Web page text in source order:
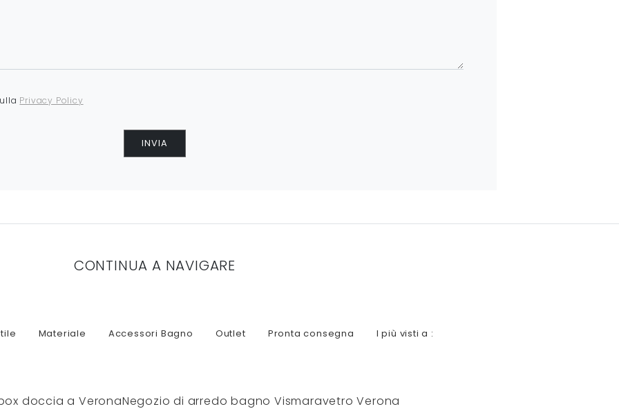
Privacy Policy
INVIA
CONTINUA A NAVIGARE
Materiale Accessori Bagno Outlet Pronta consegna I più visti a :
doccia a VeronaNegozio di arredo bagno Vismaravetro Verona